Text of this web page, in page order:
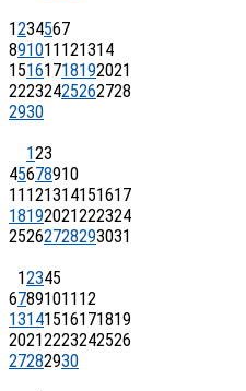
1234567
891011121314
15161718192021
22232425262728
2930
123
45678910
11121314151617
18192021222324
25262728293031
12345
6789101112
13141516171819
20212223242526
27282930